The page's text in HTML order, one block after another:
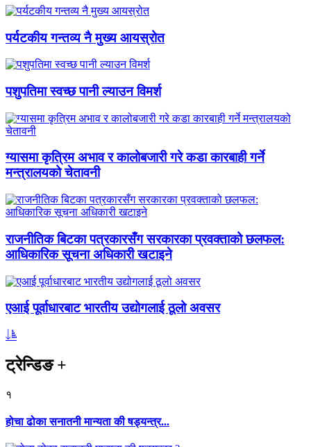
पर्यटकीय गन्तव्य नै मुख्य आयस्रोत
पशुपतिमा स्वच्छ पानी ल्याउन विमर्श
ग्यासमा कृत्रिम अभाव र कालोबजारी गरे कडा कारबाही गर्ने
मन्त्रालयको चेतावनी
राजनीतिक बिटका पत्रकारसँग सरकारका प्रवक्ताको छलफल:
आधिकारिक सूचना अधिकारी खटाइने
एआई पूर्वाधारबाट भारतीय उद्योगलाई ठूलो अवसर
ट्रेन्डिङ+
१
होचा ढोका सनातनी मान्यता की षड्यन्त्र...